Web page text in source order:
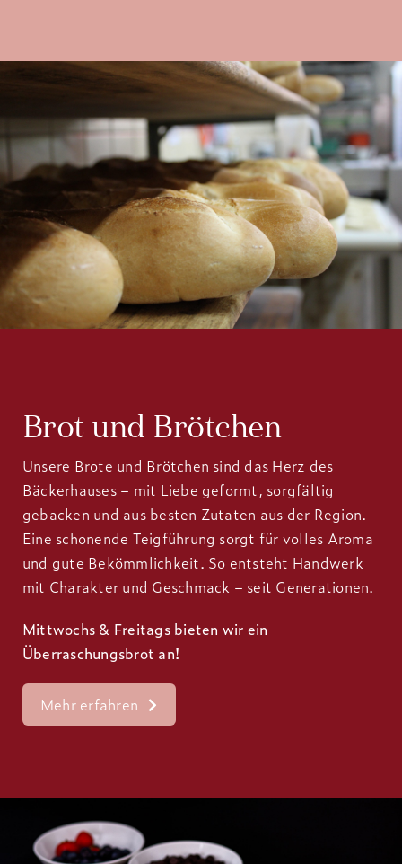
Brot und Brötchen
Unsere Brote und Brötchen sind das Herz des
Bäckerhauses – mit Liebe geformt, sorgfältig
gebacken und aus besten Zutaten aus der Region.
Eine schonende Teigführung sorgt für volles Aroma
und gute Bekömmlichkeit. So entsteht Handwerk
mit Charakter und Geschmack – seit Generationen.
Mittwochs & Freitags bieten wir ein
Überraschungsbrot an!
Mehr erfahren